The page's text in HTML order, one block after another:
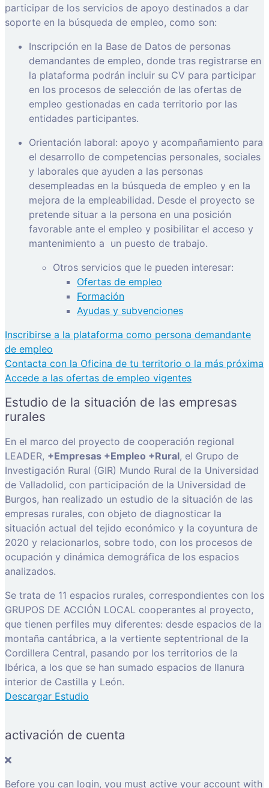
participar de los servicios de apoyo destinados a dar
soporte en la búsqueda de empleo, como son:
Inscripción en la Base de Datos de personas
demandantes de empleo, donde tras registrarse en
la plataforma podrán incluir su CV para participar
en los procesos de selección de las ofertas de
empleo gestionadas en cada territorio por las
entidades participantes.
Orientación laboral: apoyo y acompañamiento para
el desarrollo de competencias personales, sociales
y laborales que ayuden a las personas
desempleadas en la búsqueda de empleo y en la
mejora de la empleabilidad. Desde el proyecto se
pretende situar a la persona en una posición
favorable ante el empleo y posibilitar el acceso y
mantenimiento a un puesto de trabajo.
Otros servicios que le pueden interesar:
Ofertas de empleo
Formación
Ayudas y subvenciones
Inscribirse a la plataforma como persona demandante
de empleo
Contacta con la Oficina de tu territorio o la más próxima
Accede a las ofertas de empleo vigentes
Estudio de la situación de las empresas
rurales
En el marco del proyecto de cooperación regional
LEADER, +Empresas +Empleo +Rural, el Grupo de
Investigación Rural (GIR) Mundo Rural de la Universidad
de Valladolid, con participación de la Universidad de
Burgos, han realizado un estudio de la situación de las
empresas rurales, con objeto de diagnosticar la
situación actual del tejido económico y la coyuntura de
2020 y relacionarlos, sobre todo, con los procesos de
ocupación y dinámica demográfica de los espacios
analizados.
Se trata de 11 espacios rurales, correspondientes con los
GRUPOS DE ACCIÓN LOCAL cooperantes al proyecto,
que tienen perfiles muy diferentes: desde espacios de la
montaña cantábrica, a la vertiente septentrional de la
Cordillera Central, pasando por los territorios de la
Ibérica, a los que se han sumado espacios de llanura
interior de Castilla y León.
Descargar Estudio
activación de cuenta
Before you can login, you must active your account with